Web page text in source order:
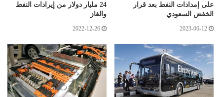
على إمدادات النفط بعد قرار
الخفض السعودي
2023-06-12
24 مليار دولار من إيرادات النفط
والغاز
2022-12-26